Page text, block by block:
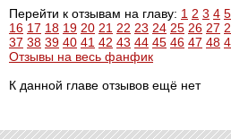
Перейти к отзывам на главу: 1 2 3 4 5
16 17 18 19 20 21 22 23 24 25 26 27
37 38 39 40 41 42 43 44 45 46 47 48
Отзывы на весь фанфик
К данной главе отзывов ещё нет